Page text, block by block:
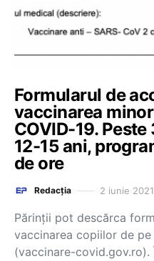
Formularul de
vaccinarea
COVID-19.
12-15 ani,
de ore
Redacția 2 iunie 2021
Părinții pot descărca
vaccinarea copiilor de
(vaccinare-